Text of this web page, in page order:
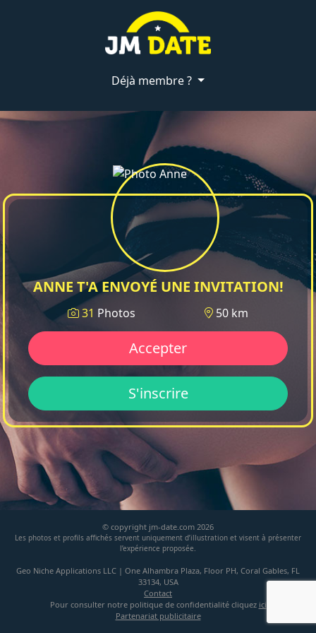
Déjà membre ?
ANNE T'A ENVOYÉ UNE INVITATION!
31 Photos 50 km
Accepter
S'inscrire
© copyright jm-date.com 2026
Les photos et profils affichés servent uniquement d’illustration et visent à présenter
l’expérience proposée.
Geo Niche Applications LLC | One Alhambra Plaza, Floor PH, Coral Gables, FL
33134, USA
Contact
Pour consulter notre politique de confidentialité cliquez ici
Partenariat publicitaire